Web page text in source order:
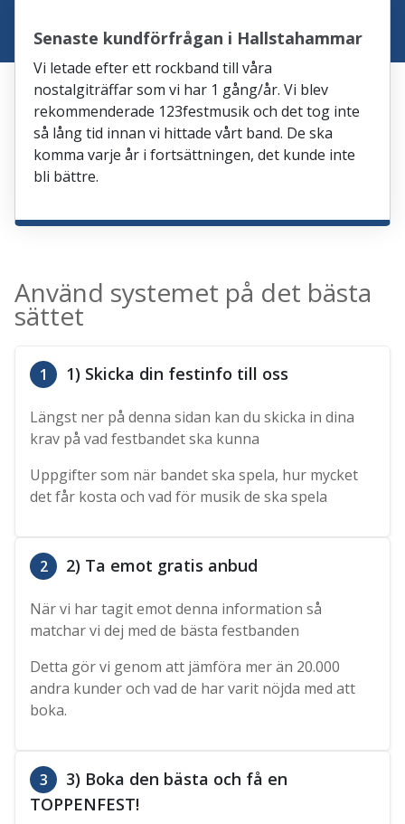
Senaste kundförfrågan i Hallstahammar
Vi letade efter ett rockband till våra
nostalgiträffar som vi har 1 gång/år. Vi blev
rekommenderade 123festmusik och det tog inte
så lång tid innan vi hittade vårt band. De ska
komma varje år i fortsättningen, det kunde inte
bli bättre.
Använd systemet på det bästa
sättet
1 1) Skicka din festinfo till oss
Längst ner på denna sidan kan du skicka in dina
krav på vad festbandet ska kunna
Uppgifter som när bandet ska spela, hur mycket
det får kosta och vad för musik de ska spela
2 2) Ta emot gratis anbud
När vi har tagit emot denna information så
matchar vi dej med de bästa festbanden
Detta gör vi genom att jämföra mer än 20.000
andra kunder och vad de har varit nöjda med att
boka.
3
3) Boka den bästa och få en
TOPPENFEST!